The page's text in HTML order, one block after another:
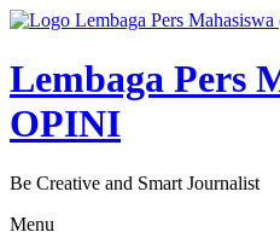
Lompat
konten
Lembaga Pers
OPINI
Be Creative and Smart Journalist
Menu